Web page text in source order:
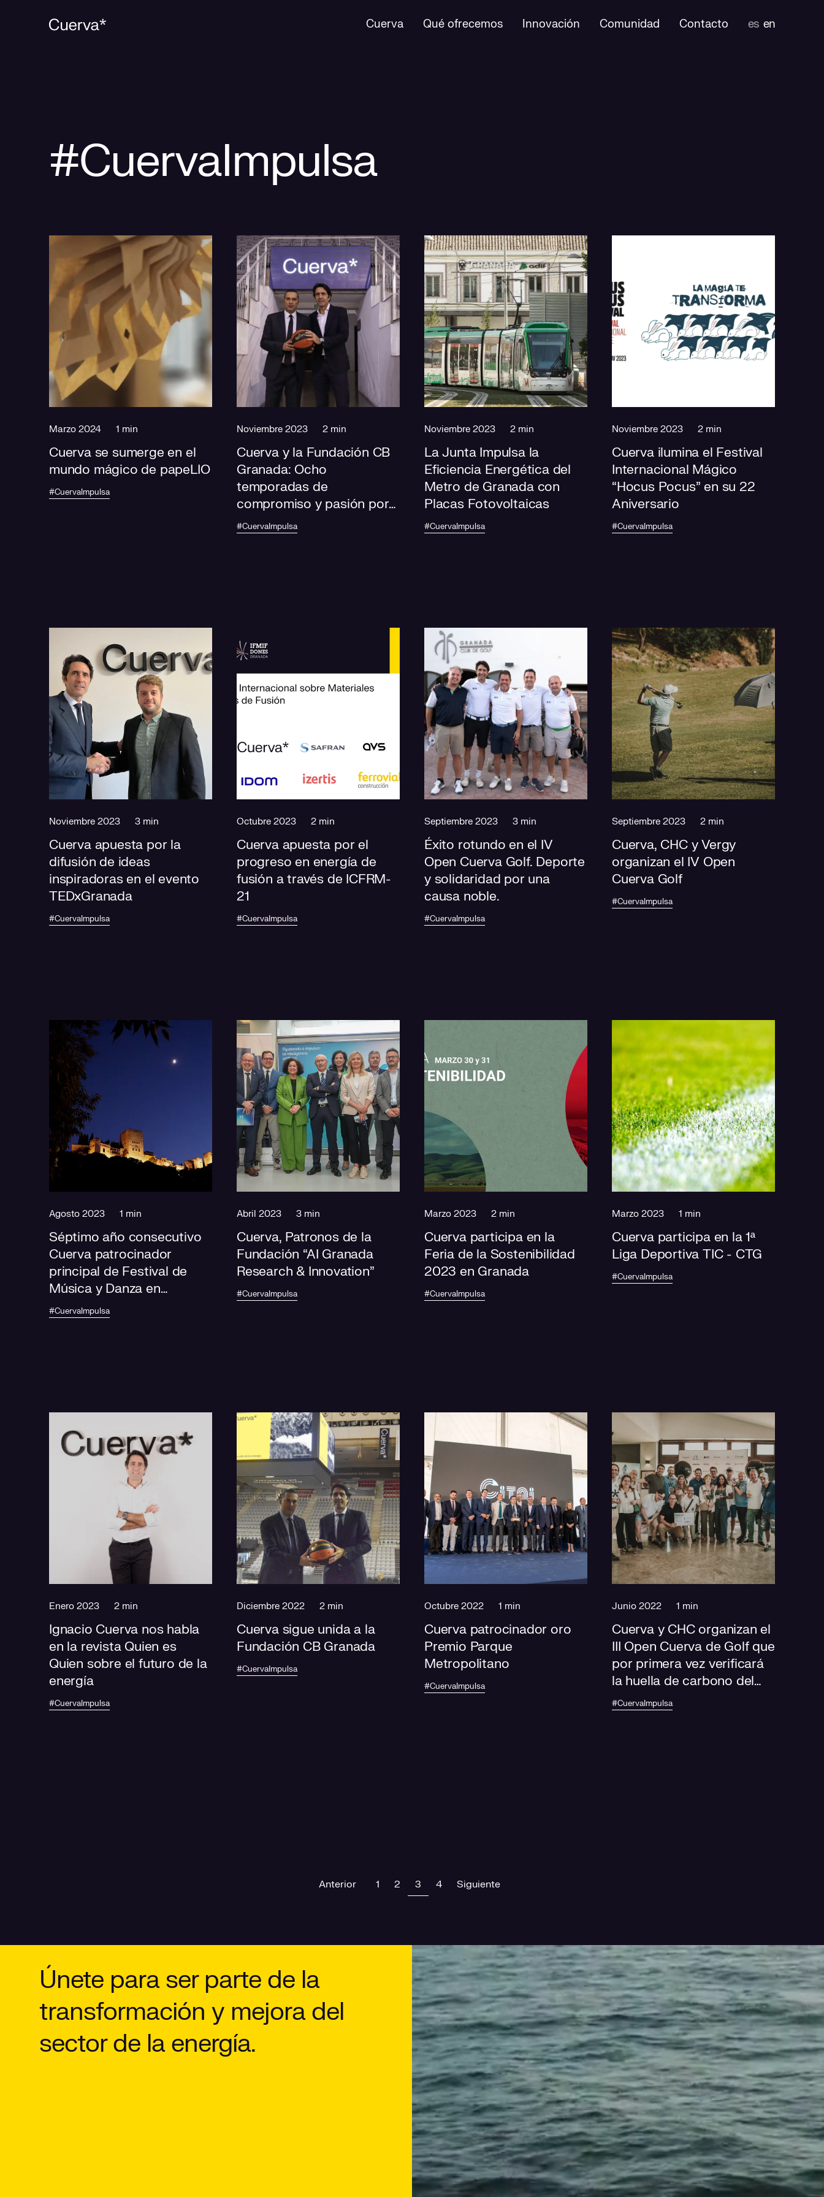
Cuerva Qué ofrecemos Innovación Comunidad Contacto es en
#CuervaImpulsa
Marzo 2024 1 min
Cuerva se sumerge en el
mundo mágico de papeLIO
#CuervaImpulsa
Noviembre 2023 2 min
Cuerva y la Fundación CB
Granada: Ocho
temporadas de
compromiso y pasión por
el baloncesto
#CuervaImpulsa
Noviembre 2023 2 min
La Junta Impulsa la
Eficiencia Energética del
Metro de Granada con
Placas Fotovoltaicas
#CuervaImpulsa
Noviembre 2023 2 min
Cuerva ilumina el Festival
Internacional Mágico
“Hocus Pocus” en su 22
Aniversario
#CuervaImpulsa
Noviembre 2023 3 min
Cuerva apuesta por la
difusión de ideas
inspiradoras en el evento
TEDxGranada
#CuervaImpulsa
Octubre 2023 2 min
Cuerva apuesta por el
progreso en energía de
fusión a través de ICFRM-
21
#CuervaImpulsa
Septiembre 2023 3 min
Éxito rotundo en el IV
Open Cuerva Golf. Deporte
y solidaridad por una
causa noble.
#CuervaImpulsa
Septiembre 2023 2 min
Cuerva, CHC y Vergy
organizan el IV Open
Cuerva Golf
#CuervaImpulsa
Agosto 2023 1 min
Séptimo año consecutivo
Cuerva patrocinador
principal de Festival de
Música y Danza en
Granada
#CuervaImpulsa
Abril 2023 3 min
Cuerva, Patronos de la
Fundación “AI Granada
Research & Innovation”
#CuervaImpulsa
Marzo 2023 2 min
Cuerva participa en la
Feria de la Sostenibilidad
2023 en Granada
#CuervaImpulsa
Marzo 2023 1 min
Cuerva participa en la 1ª
Liga Deportiva TIC - CTG
#CuervaImpulsa
Enero 2023 2 min
Ignacio Cuerva nos habla
en la revista Quien es
Quien sobre el futuro de la
energía
#CuervaImpulsa
Diciembre 2022 2 min
Cuerva sigue unida a la
Fundación CB Granada
#CuervaImpulsa
Octubre 2022 1 min
Cuerva patrocinador oro
Premio Parque
Metropolitano
#CuervaImpulsa
Junio 2022 1 min
Cuerva y CHC organizan el
III Open Cuerva de Golf que
por primera vez verificará
la huella de carbono del
evento
#CuervaImpulsa
Anterior Previous
1 2 3 (current)
4 Siguiente
Únete para ser parte de la
transformación y mejora del
sector de la energía.